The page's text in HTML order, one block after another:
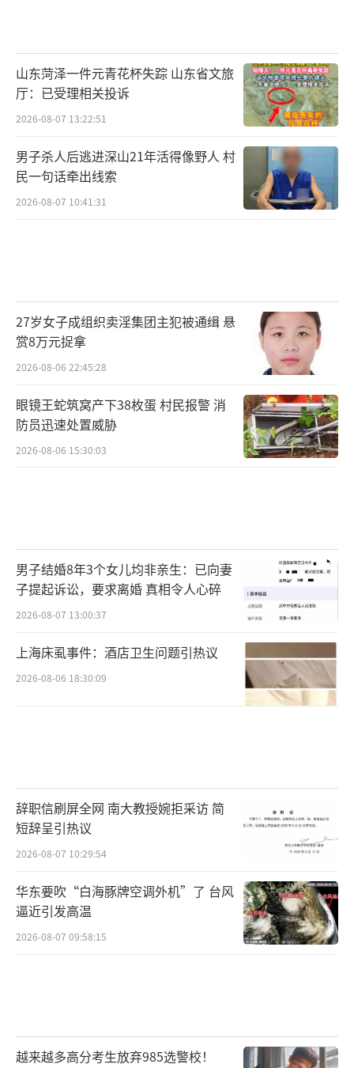
山东菏泽一件元青花杯失踪 山东省文旅
厅：已受理相关投诉
2026-08-07 13:22:51
男子杀人后逃进深山21年活得像野人 村
民一句话牵出线索
2026-08-07 10:41:31
27岁女子成组织卖淫集团主犯被通缉 悬
赏8万元捉拿
2026-08-06 22:45:28
眼镜王蛇筑窝产下38枚蛋 村民报警 消
防员迅速处置威胁
2026-08-06 15:30:03
男子结婚8年3个女儿均非亲生：已向妻
子提起诉讼，要求离婚 真相令人心碎
2026-08-07 13:00:37
上海床虱事件：酒店卫生问题引热议
2026-08-06 18:30:09
辞职信刷屏全网 南大教授婉拒采访 简
短辞呈引热议
2026-08-07 10:29:54
华东要吹“白海豚牌空调外机”了 台风
逼近引发高温
2026-08-07 09:58:15
越来越多高分考生放弃985选警校！